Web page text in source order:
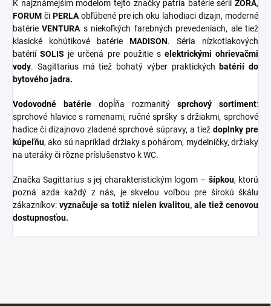
K najznámejším modelom tejto značky patria batérie sérií ZORA,
FORUM či PERLAobľúbené pre ich oku lahodiaci dizajn, moderné
batérieVENTURAs niekoľkých farebných prevedeniach, ale tiež
klasické kohútikové batérie MADISON. Séria nízkotlakových
batériíSOLIS je určená pre použitie s elektrickými ohrievačmi
vody. Sagittarius má tiež bohatý výber praktických batérií do
bytového jadra.
Vodovodné batérie dopĺňa rozmanitý sprchový sortiment:
sprchové hlavice s ramenami, ručné spršky s držiakmi, sprchové
hadice či dizajnovo zladené sprchové súpravy, a tiež doplnky pre
kúpeľňu, ako sú napríklad držiaky s pohárom, mydelničky, držiaky
na uteráky či rôzne príslušenstvo k WC.
Značka Sagittarius s jej charakteristickým logom – šípkou, ktorú
pozná azda každý z nás, je skvelou voľbou pre širokú škálu
zákazníkov:vyznačuje sa totiž nielen kvalitou, ale tiež cenovou
dostupnosťou.